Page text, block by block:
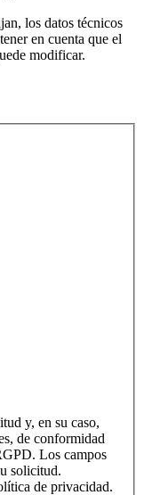
los datos técnicos
en cuenta que el
modificar.
y, en su caso,
de conformidad
Los campos
solicitud.
de privacidad.